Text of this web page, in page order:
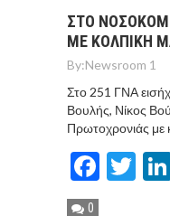
ΣΤΟ
ΜΕ ΚΟΛΠΙΚΗ
By:Newsroom 1
Στο 251 ΓΝΑ
Βουλής, Νίκος
Πρωτοχρονιάς με
0